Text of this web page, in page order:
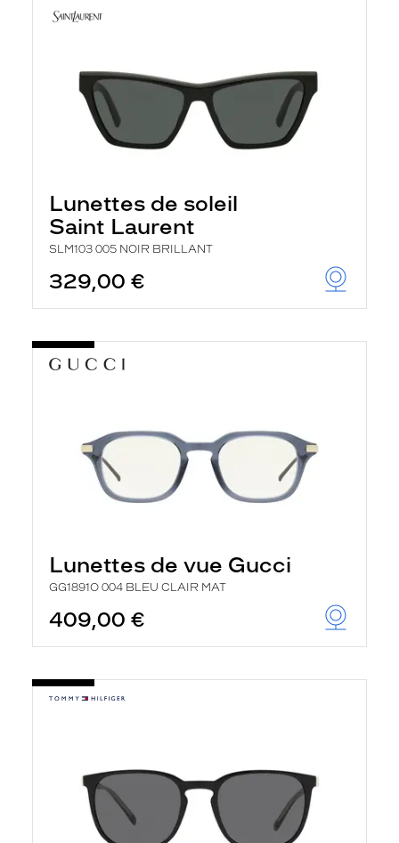
Lunettes de soleil
Saint Laurent
SLM103 005 NOIR BRILLANT
329,00 €
Lunettes de vue Gucci
GG1891O 004 BLEU CLAIR MAT
409,00 €